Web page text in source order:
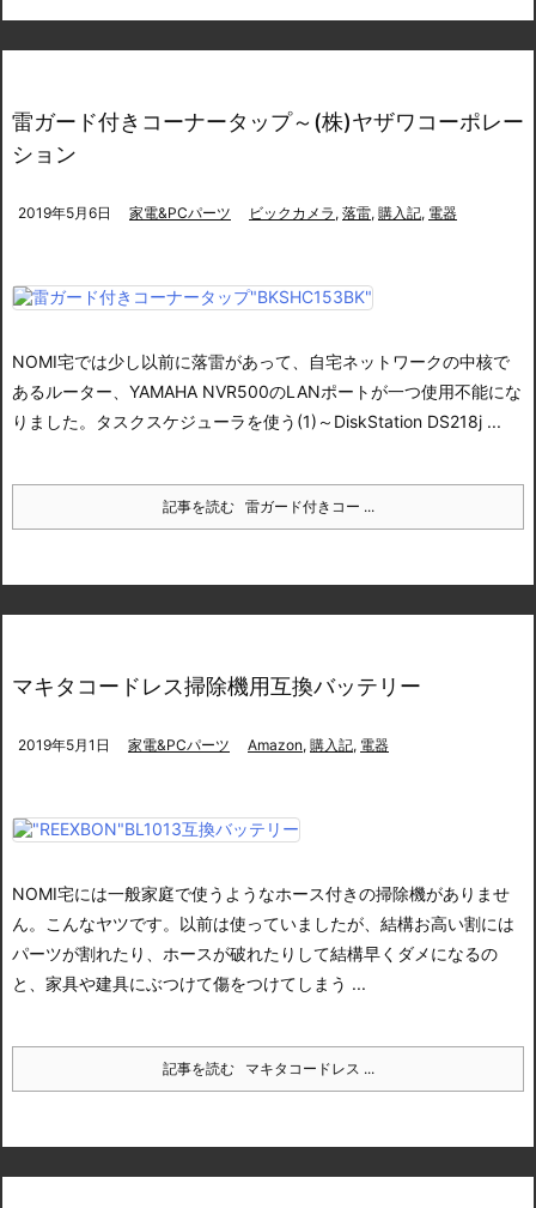
雷ガード付きコーナータップ～(株)ヤザワコーポレー
ション
2019年5月6日 家電&PCパーツ ビックカメラ , 落雷, 購入記, 電器
NOMI宅では少し以前に落雷があって、自宅ネットワークの中核で
あるルーター、YAMAHA NVR500のLANポートが一つ使用不能にな
りました。
タスクスケジューラを使う(1)～DiskStation DS218j ...
記事を読む 雷ガード付きコー ...
マキタコードレス掃除機用互換バッテリー
2019年5月1日 家電&PCパーツ Amazon, 購入記, 電器
NOMI宅には一般家庭で使うようなホース付きの掃除機がありませ
ん。
こんなヤツです。以前は使っていましたが、結構お高い割には
パーツが割れたり、ホースが破れたりして結構早くダメになるの
と、家具や建具にぶつけて傷をつけてしまう ...
記事を読む マキタコードレス ...